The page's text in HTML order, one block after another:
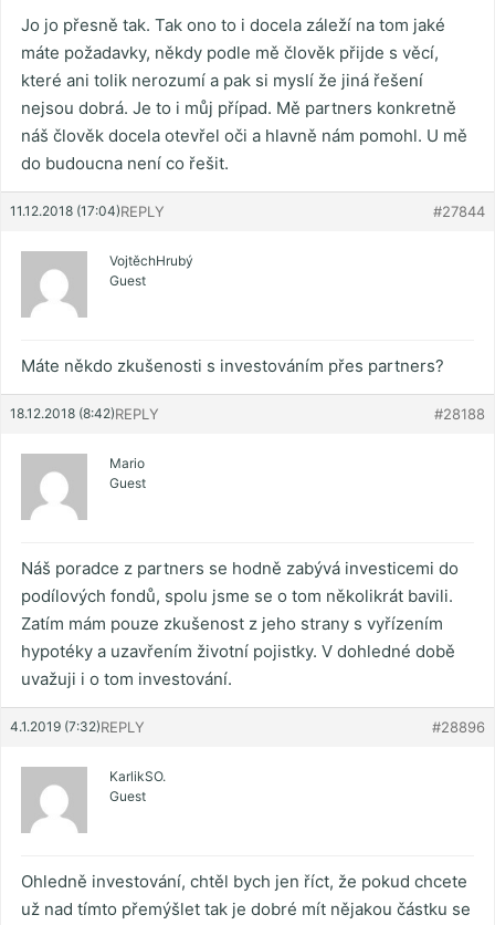
Jo jo přesně tak. Tak ono to i docela záleží na tom jaké
máte požadavky, někdy podle mě člověk přijde s věcí,
které ani tolik nerozumí a pak si myslí že jiná řešení
nejsou dobrá. Je to i můj případ. Mě partners konkretně
náš člověk docela otevřel oči a hlavně nám pomohl. U mě
do budoucna není co řešit.
11.12.2018 (17:04) #27844
REPLY
VojtěchHrubý
Guest
Máte někdo zkušenosti s investováním přes partners?
18.12.2018 (8:42) #28188
REPLY
Mario
Guest
Náš poradce z partners se hodně zabývá investicemi do
podílových fondů, spolu jsme se o tom několikrát bavili.
Zatím mám pouze zkušenost z jeho strany s vyřízením
hypotéky a uzavřením životní pojistky. V dohledné době
uvažuji i o tom investování.
4.1.2019 (7:32) #28896
REPLY
KarlikSO.
Guest
Ohledně investování, chtěl bych jen říct, že pokud chcete
už nad tímto přemýšlet tak je dobré mít nějakou částku se